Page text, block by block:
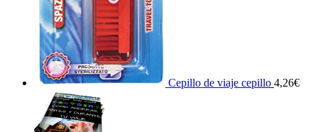
Cepillo de viaje cepillo 4,26€